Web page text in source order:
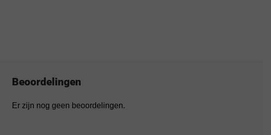
Beoordelingen
Er zijn nog geen beoordelingen.